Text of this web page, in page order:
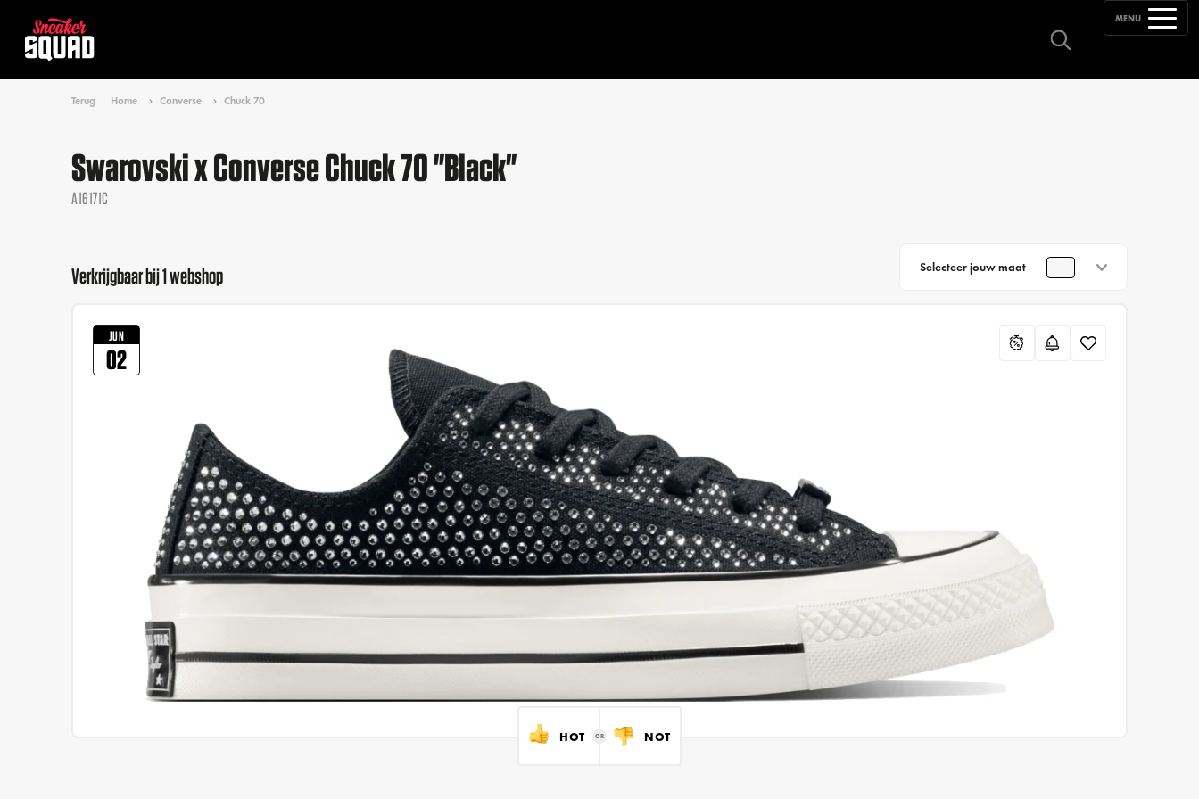
MENU
Terug Home Converse Chuck 70
Swarovski x Converse Chuck 70 "Black"
A16171C
Verkrijgbaar bij 1 webshop Selecteer jouw maat
JUN
02
HOT NOT